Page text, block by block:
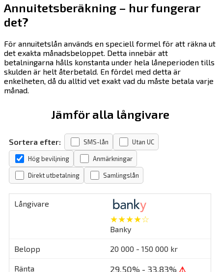
Annuitetsberäkning – hur fungerar
det?
För annuitetslån används en speciell formel för att räkna ut
det exakta månadsbeloppet. Detta innebär att
betalningarna hålls konstanta under hela låneperioden tills
skulden är helt återbetald. En fördel med detta är
enkelheten, då du alltid vet exakt vad du måste betala varje
månad.
Jämför alla långivare
Sortera efter: SMS-lån Utan UC
Hög beviljning Anmärkningar
Direkt utbetalning Samlingslån
★★★★☆
Banky
20 000 - 150 000 kr
29,50% - 33,83% ⚠